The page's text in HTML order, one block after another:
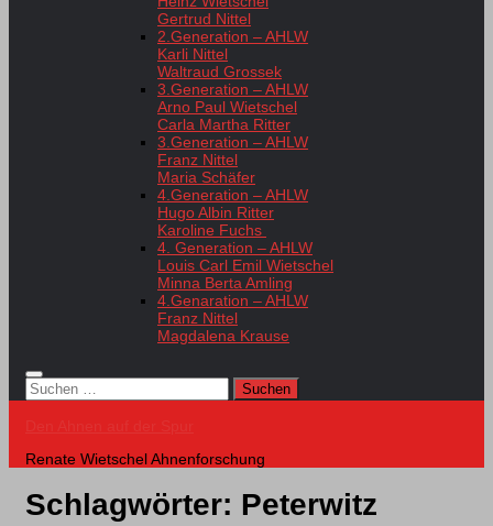
Gertrud Nittel
2.Generation – AHLW
Karli Nittel
Waltraud Grossek
3.Generation – AHLW
Arno Paul Wietschel
Carla Martha Ritter
3.Generation – AHLW
Franz Nittel
Maria Schäfer
4.Generation – AHLW
Hugo Albin Ritter
Karoline Fuchs
4. Generation – AHLW
Louis Carl Emil Wietschel
Minna Berta Amling
4.Genaration – AHLW
Franz Nittel
Magdalena Krause
Suchen
nach:
Renate Wietschel Ahnenforschung
Schlagwörter: Peterwitz